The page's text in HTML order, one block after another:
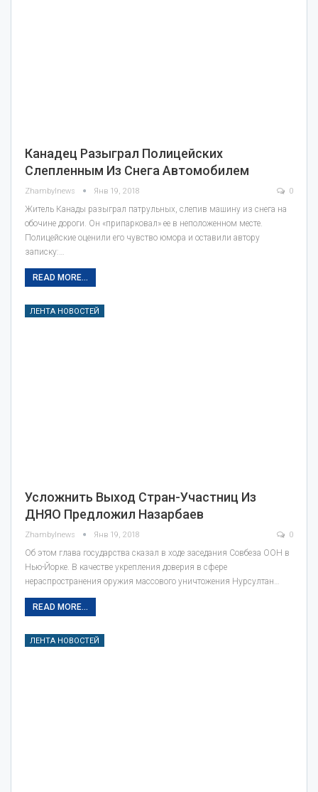
Канадец Разыграл Полицейских
Слепленным Из Снега Автомобилем
Zhambylnews Янв 19, 2018 0
Житель Канады разыграл патрульных, слепив машину из снега на
обочине дороги. Он «припарковал» ее в неположенном месте.
Полицейские оценили его чувство юмора и оставили автору
записку:…
READ MORE...
ЛЕНТА НОВОСТЕЙ
Усложнить Выход Стран-Участниц Из
ДНЯО Предложил Назарбаев
Zhambylnews Янв 19, 2018 0
Об этом глава государства сказал в ходе заседания Совбеза ООН в
Нью-Йорке. В качестве укрепления доверия в сфере
нераспространения оружия массового уничтожения Нурсултан…
READ MORE...
ЛЕНТА НОВОСТЕЙ